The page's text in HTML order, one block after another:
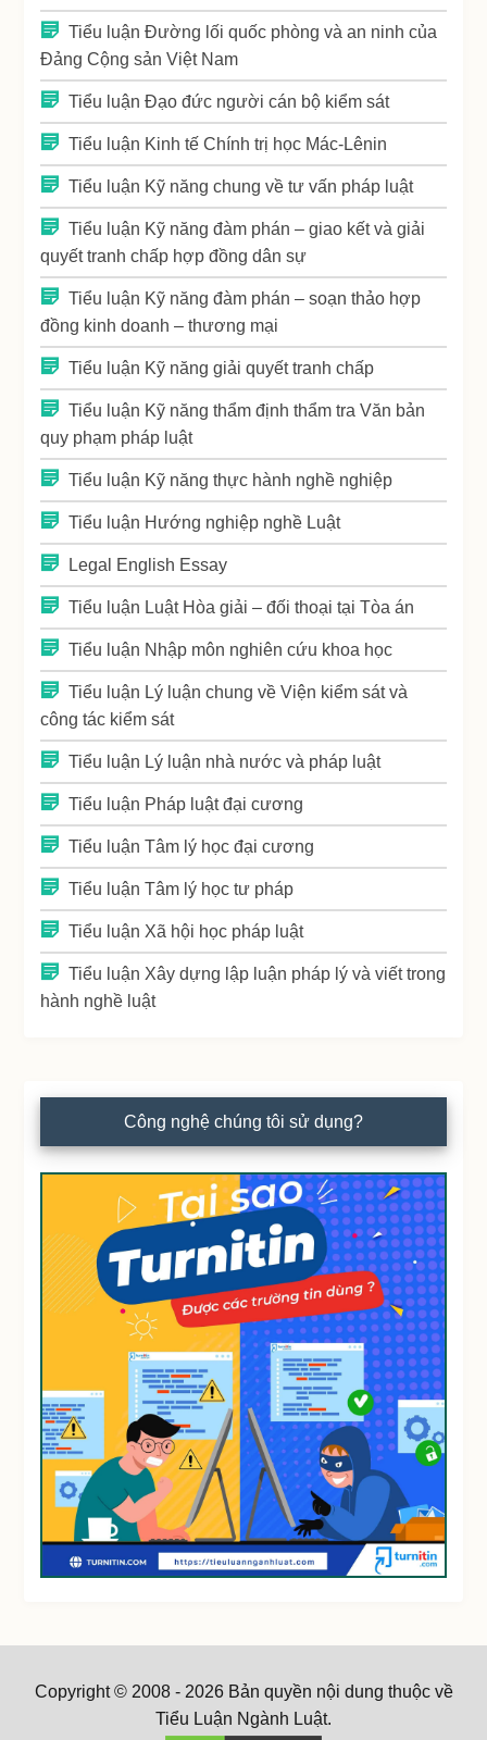
Tiểu luận Đường lối quốc phòng và an ninh của
Đảng Cộng sản Việt Nam
Tiểu luận Đạo đức người cán bộ kiểm sát
Tiểu luận Kinh tế Chính trị học Mác-Lênin
Tiểu luận Kỹ năng chung về tư vấn pháp luật
Tiểu luận Kỹ năng đàm phán – giao kết và giải
quyết tranh chấp hợp đồng dân sự
Tiểu luận Kỹ năng đàm phán – soạn thảo hợp
đồng kinh doanh – thương mại
Tiểu luận Kỹ năng giải quyết tranh chấp
Tiểu luận Kỹ năng thẩm định thẩm tra Văn bản
quy phạm pháp luật
Tiểu luận Kỹ năng thực hành nghề nghiệp
Tiểu luận Hướng nghiệp nghề Luật
Legal English Essay
Tiểu luận Luật Hòa giải – đối thoại tại Tòa án
Tiểu luận Nhập môn nghiên cứu khoa học
Tiểu luận Lý luận chung về Viện kiểm sát và
công tác kiểm sát
Tiểu luận Lý luận nhà nước và pháp luật
Tiểu luận Pháp luật đại cương
Tiểu luận Tâm lý học đại cương
Tiểu luận Tâm lý học tư pháp
Tiểu luận Xã hội học pháp luật
Tiểu luận Xây dựng lập luận pháp lý và viết trong
hành nghề luật
Công nghệ chúng tôi sử dụng?
Copyright © 2008 - 2026 Bản quyền nội dung thuộc về
Tiểu Luận Ngành Luật.